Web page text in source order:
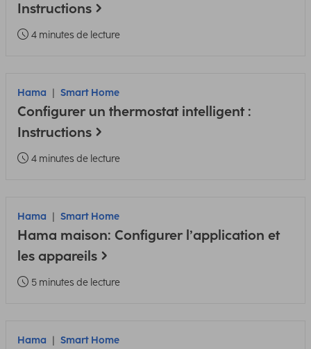
Instructions
4 minutes de lecture
Hama Smart Home
Configurer un thermostat intelligent :
Instructions
4 minutes de lecture
Hama Smart Home
Hama maison: Configurer l’application et
les appareils
5 minutes de lecture
Hama Smart Home